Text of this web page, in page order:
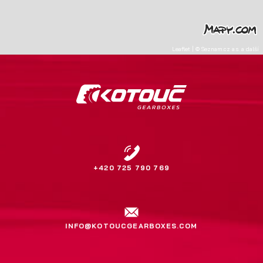
Leaflet ©Seznam.cz a.s. a další
+420 725 790 769
INFO@KOTOUCGEARBOXES.COM